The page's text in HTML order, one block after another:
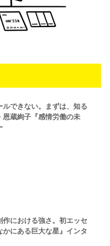
ルできない。まずは、知る
恩蔵絢子『感情労働の未
作における強さ。初エッセ
かにある巨大な星』インタ